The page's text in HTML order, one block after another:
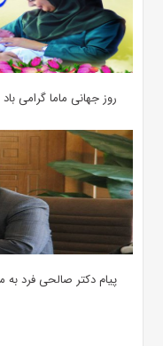
روز جهانی ماما گرامی باد
پیام دکتر صالحی فرد به